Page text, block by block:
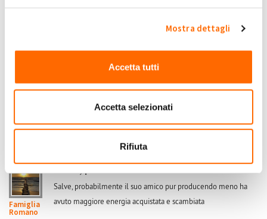
Mostra dettagli
Accetta tutti
Accetta selezionati
Rifiuta
Gigi.g65
Submitted by Gigi.g65 on Gio, 28/07/2022 - 09:39
+1
0 -1
Accedioregistrati
(Reply to #9)
Famiglia
Romano
Salve, probabilmente il suo
Salve, probabilmente il suo amico pur producendo meno ha
avuto maggiore energia acquistata e scambiata